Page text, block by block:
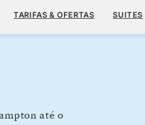
POR HÓSPEDE, COM TARIFA ALL-INCLUSIVE
TARIFAS & OFERTAS SUITES
até o